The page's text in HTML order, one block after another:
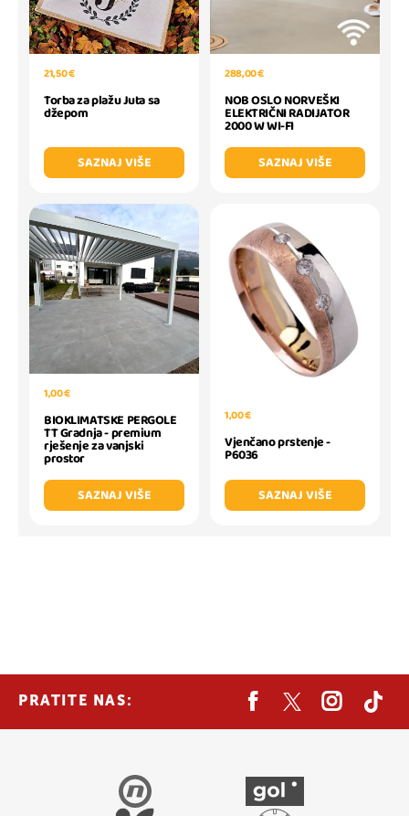
21,50 €
Torba za plažu Juta sa
džepom
SAZNAJ VIŠE
288,00 €
NOB OSLO NORVEŠKI
ELEKTRIČNI RADIJATOR
2000 W WI-FI
SAZNAJ VIŠE
1,00 €
BIOKLIMATSKE PERGOLE
TT Gradnja - premium
rješenje za vanjski
prostor
SAZNAJ VIŠE
1,00 €
Vjenčano prstenje -
P6036
SAZNAJ VIŠE
PRATITE NAS: